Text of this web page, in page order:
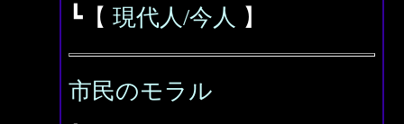
┗【 現代人/今人 】
市民のモラル